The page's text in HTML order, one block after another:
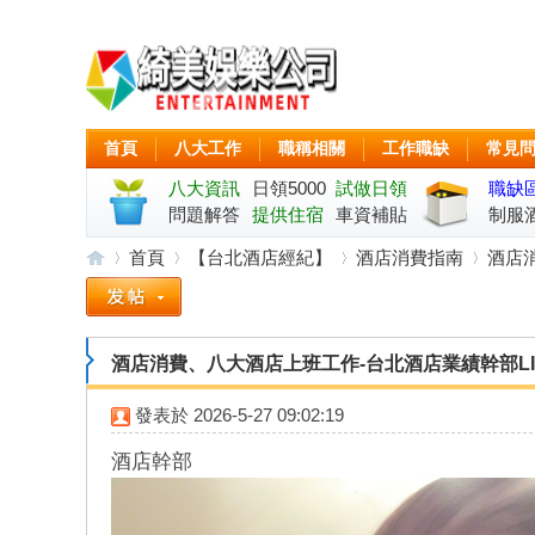
首頁 八大工作 職稱相關 工作職缺 常見
八大資訊
日領5000
起
試做日領
問題解答 提供住宿 車資補貼
職缺
制服
綺 »
首頁
›
【台北酒店經紀】
›
酒店消費指南
›
酒店
酒店消費、八大酒店上班工作-台北酒店業績幹部
發表於 2026-5-27 09:02:19
酒店幹部